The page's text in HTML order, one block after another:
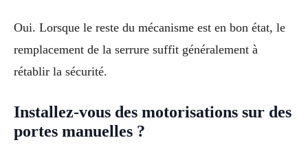
Oui. Lorsque le reste du mécanisme est en bon état, le
remplacement de la serrure suffit généralement à
rétablir la sécurité.
Installez-vous des motorisations sur des
portes manuelles ?